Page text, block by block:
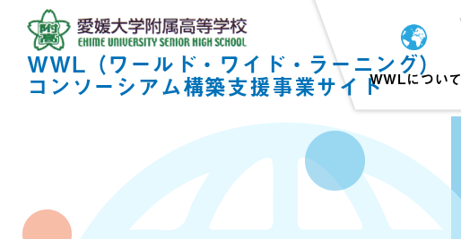
WWL（ワールド・ワイド・ラーニング）
コンソーシアム構築支援事業サイトWWLについて